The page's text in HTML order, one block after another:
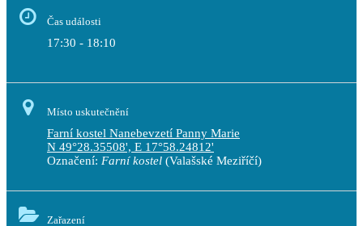
Čas události
17:30 - 18:10
Místo uskutečnění
Farní kostel Nanebevzetí Panny Marie
N 49°28.35508', E 17°58.24812'
Označení: Farní kostel (Valašské Meziříčí)
Zařazení